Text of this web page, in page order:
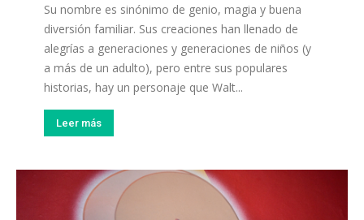
Su nombre es sinónimo de genio, magia y buena
diversión familiar. Sus creaciones han llenado de
alegrías a generaciones y generaciones de niños (y
a más de un adulto), pero entre sus populares
historias, hay un personaje que Walt...
Leer más